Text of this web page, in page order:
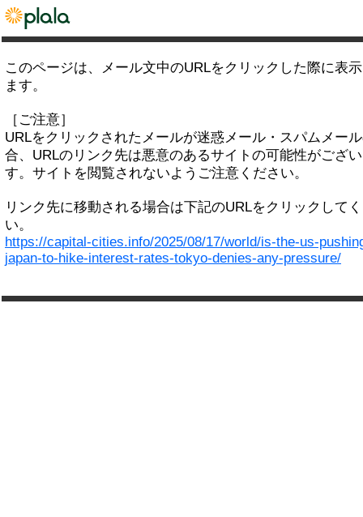
このページは、メール文中のURLをクリックした際に表
ます。
［ご注意］
URLをクリックされたメールが迷惑メール・スパムメー
合、URLのリンク先は悪意のあるサイトの可能性がござ
す。サイトを閲覧されないようご注意ください。
リンク先に移動される場合は下記のURLをクリックして
い。
https://capital-cities.info/2025/08/17/world/is-the-us-
japan-to-hike-interest-rates-tokyo-denies-any-pressure/